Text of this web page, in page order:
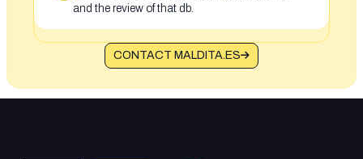
and the review of that db.
CONTACT MALDITA.ES